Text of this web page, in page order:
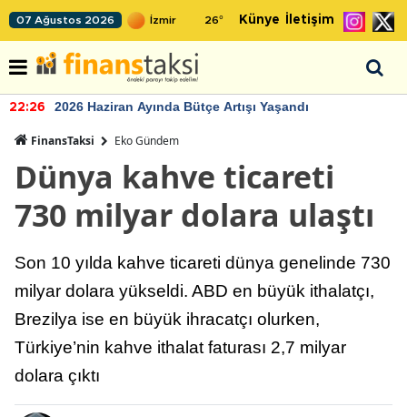
07 Ağustos 2026 26° Künye İletişim
22:26 2026 Haziran Ayında Bütçe Artışı Yaşandı
FinansTaksi Eko Gündem
Dünya kahve ticareti
730 milyar dolara ulaştı
Son 10 yılda kahve ticareti dünya genelinde 730
milyar dolara yükseldi. ABD en büyük ithalatçı,
Brezilya ise en büyük ihracatçı olurken,
Türkiye’nin kahve ithalat faturası 2,7 milyar
dolara çıktı